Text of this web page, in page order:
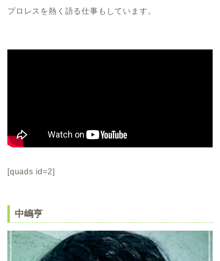
プロレスを熱く語る仕事もしています。
[quads id=2]
中嶋亨